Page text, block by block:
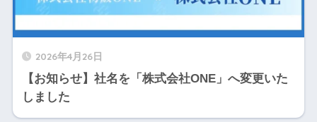
2026年4月26日
【お知らせ】社名を「株式会社ONE」へ変更いた
しました